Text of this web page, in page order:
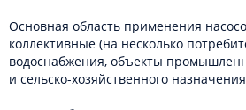
Основная область применения
коллективные (на несколько
водоснабжения, объекты
и сельско-хозяйственного